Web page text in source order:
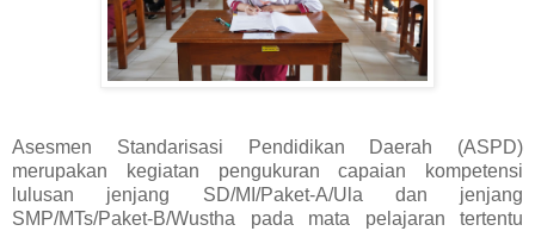
Asesmen Standarisasi Pendidikan Daerah (ASPD)
merupakan kegiatan pengukuran capaian kompetensi
lulusan jenjang SD/MI/Paket-A/Ula dan jenjang
SMP/MTs/Paket-B/Wustha pada mata pelajaran tertentu